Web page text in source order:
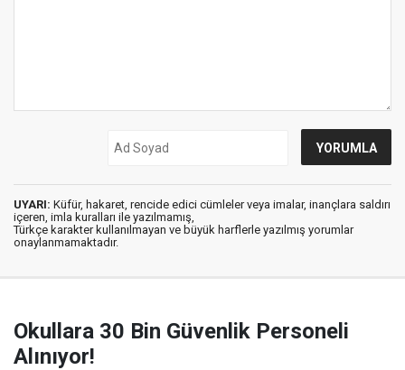
UYARI: Küfür, hakaret, rencide edici cümleler veya imalar, inançlara saldırı
içeren, imla kuralları ile yazılmamış,
Türkçe karakter kullanılmayan ve büyük harflerle yazılmış yorumlar
onaylanmamaktadır.
Okullara 30 Bin Güvenlik Personeli
Alınıyor!